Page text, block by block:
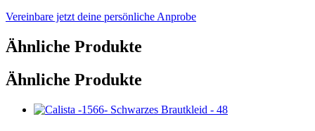
Vereinbare jetzt deine persönliche Anprobe
Ähnliche Produkte
Ähnliche Produkte